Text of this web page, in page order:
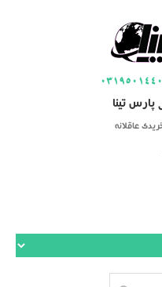
پارس تینا
عاقلانه